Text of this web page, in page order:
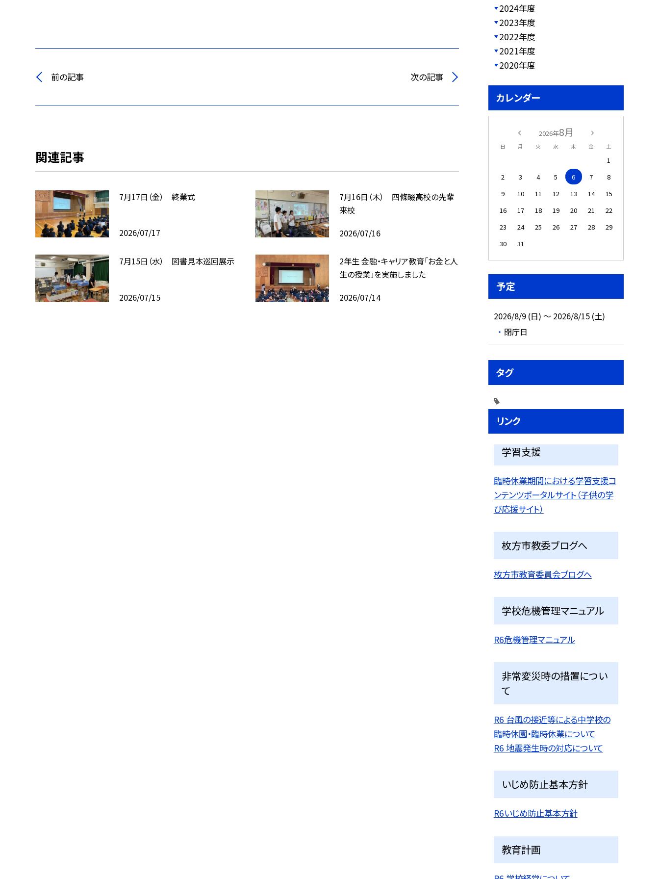
前の記事 次の記事
関連記事
7月17日（金） 終業式
2026/07/17
7月16日（木） 四條畷高校の先輩
来校
2026/07/16
7月15日（水） 図書見本巡回展示
2026/07/15
2年生 金融・キャリア教育「お金と人
生の授業」を実施しました
2026/07/14
2024年度
2023年度
2022年度
2021年度
2020年度
カレンダー
2026年8月
日 月 火 水 木 金 土
1
2
3 4 5 6 7
8
9
10 11 12 13 14
15
16
17 18 19 20 21
22
23
24 25 26 27 28
29
30
31
予定
2026/8/9 (日) ～ 2026/8/15 (土)
閉庁日
タグ
リンク
学習支援
臨時休業期間における学習支援コ
ンテンツポータルサイト（子供の学
び応援サイト）
枚方市教委ブログへ
枚方市教育委員会ブログへ
学校危機管理マニュアル
R6危機管理マニュアル
非常変災時の措置につい
て
R6 台風の接近等による中学校の
臨時休園・臨時休業について
R6 地震発生時の対応について
いじめ防止基本方針
R6いじめ防止基本方針
教育計画